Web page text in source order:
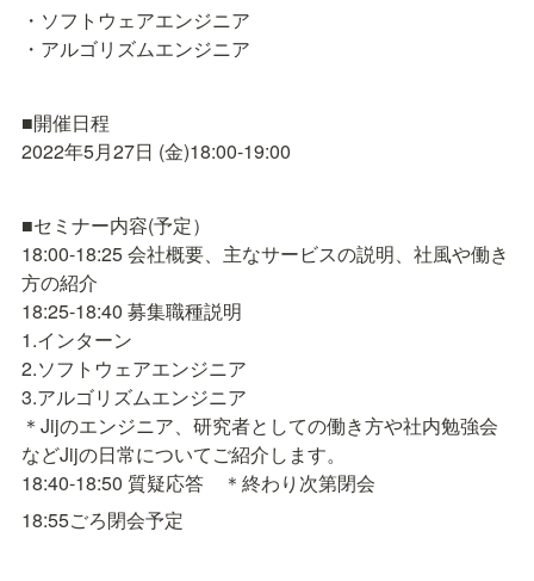
・ソフトウェアエンジニア
・アルゴリズムエンジニア
■開催日程
2022年5月27日 (金)18:00-19:00
■セミナー内容(予定）
18:00-18:25 会社概要、主なサービスの説明、社風や働き
方の紹介
18:25-18:40 募集職種説明
1.インターン
2.ソフトウェアエンジニア
3.アルゴリズムエンジニア
＊Jijのエンジニア、研究者としての働き方や社内勉強会
などJijの日常についてご紹介します。
18:40-18:50 質疑応答　＊終わり次第閉会
18:55ごろ閉会予定